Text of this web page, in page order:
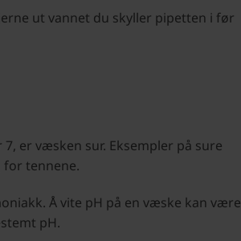
ut vannet du skyller pipetten i før
er væsken sur. Eksempler på sure
tennene.
Å vite pH på en væske kan være
pH.